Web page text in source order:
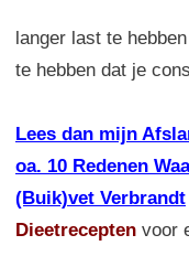
langer last te
te hebben dat je
Lees dan mijn
oa. 10 Redenen
(Buik)vet Verbrandt
Dieetrecepten voor